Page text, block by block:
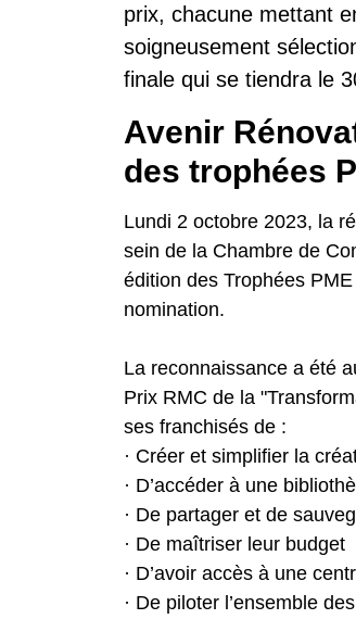
prix, chacune mettant
soigneusement
finale qui se tiendra le
Avenir
des trophées
Lundi 2 octobre 2023, la
sein de la Chambre de
édition des Trophées
nomination.
La reconnaissance a été
Prix RMC de la
ses franchisés de :
· Créer et simplifier la
· D’accéder à une
· De partager et de
· De maîtriser leur budget
· D’avoir accès à une
· De piloter l’ensemble